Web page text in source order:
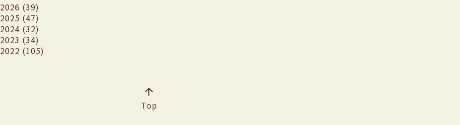
2026 (39)
2025 (47)
2024 (32)
2023 (34)
2022 (105)
Top